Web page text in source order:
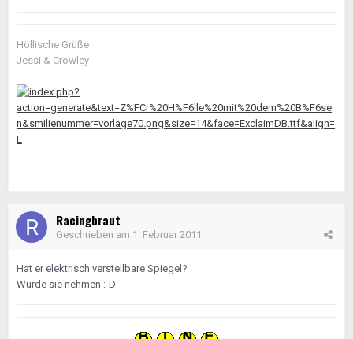
Höllische Grüße
Jessi & Crowley
Racingbraut
Geschrieben am 1. Februar 2011
Hat er elektrisch verstellbare Spiegel?
Würde sie nehmen :-D